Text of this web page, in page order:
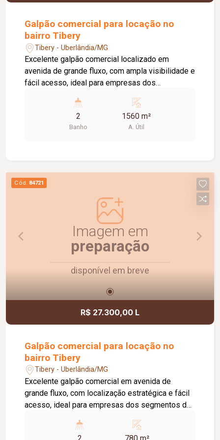
Galpão comercial para locação no
bairro Tibery
Tibery - Uberlândia/MG
Excelente galpão comercial localizado em
avenida de grande fluxo, com ampla visibilidade e
fácil acesso, ideal para empresas dos
1.560 m² de vão livre e pé-direito de 10 metros,
oferecendo excelente capacidade para
banheiros masculino e feminino, proporcionando
uma estrutura funcional e preparada para atender
às necessidades da sua empresa. Uma
excelente oportunidade para instalar ou expandir
seu negócio em uma localização estratégica e de
grande destaque comercial.
2
Banho
1560 m²
A. Útil
Cód. 84721
Imagem em
preparação
disponível em breve
R$ 27.300,00 L
Galpão comercial para locação no
bairro Tibery
Tibery - Uberlândia/MG
Excelente galpão comercial em avenida de
grande fluxo, com localização estratégica e fácil
acesso, ideal para empresas dos segmentos de
imóvel conta com aproximadamente 780 m² de